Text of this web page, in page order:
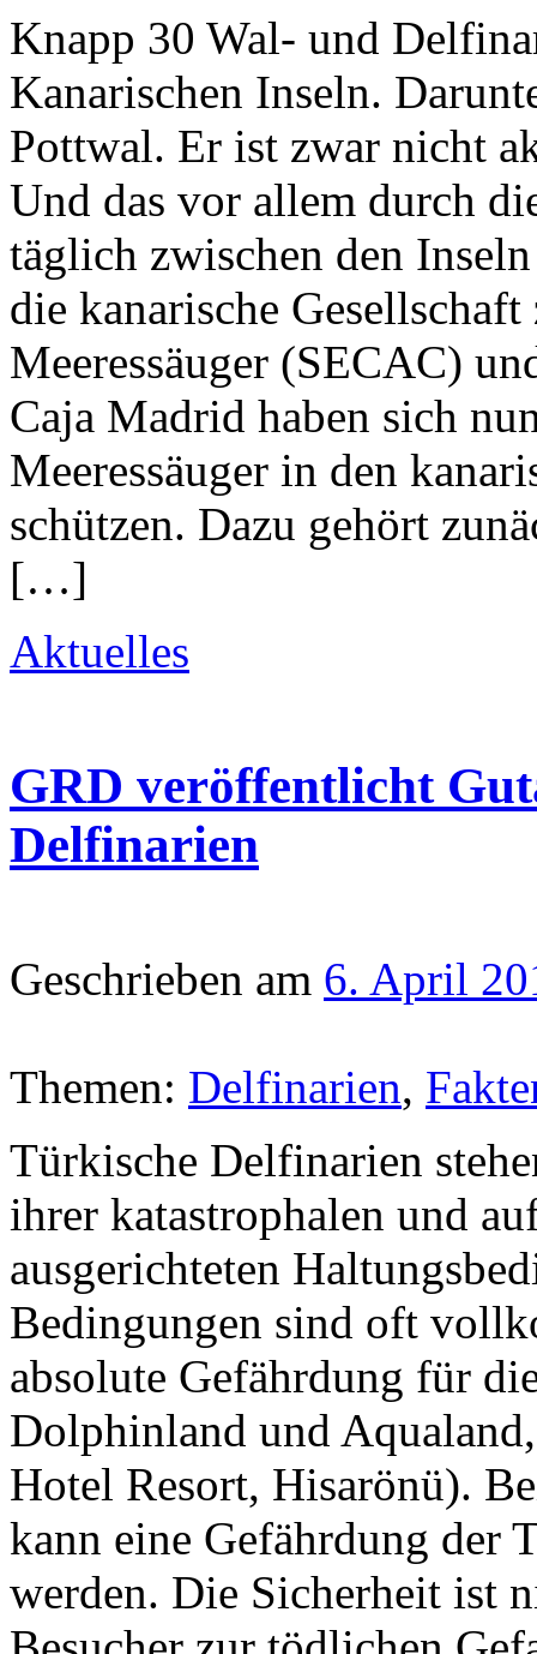
Knapp 30 Wal- und
Kanarischen Inseln.
Pottwal. Er ist zwar nicht
Und das vor allem durch
täglich zwischen den
die kanarische
Meeressäuger (SECAC)
Caja Madrid haben sich
Meeressäuger in den
schützen. Dazu gehört
[…]
Aktuelles
GRD veröffentlicht
Delfinarien
Geschrieben am 6. April
Themen: Delfinarien,
Türkische Delfinarien
ihrer katastrophalen und
ausgerichteten
Bedingungen sind oft
absolute Gefährdung für
Dolphinland und
Hotel Resort, Hisarönü).
kann eine Gefährdung der
werden. Die Sicherheit ist